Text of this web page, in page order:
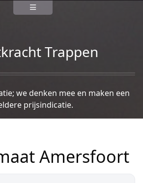
Trappen
we denken mee en maken een
prijsindicatie.
Amersfoort